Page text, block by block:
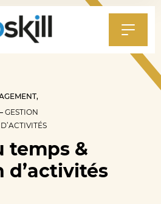
GESTION
temps &
d’activités